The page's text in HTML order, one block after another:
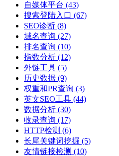
自媒体平台 (43)
搜索登陆入口 (67)
SEO诊断 (8)
域名查询 (27)
排名查询 (10)
指数分析 (12)
外链工具 (5)
历史数据 (9)
权重和PR查询 (3)
英文SEO工具 (44)
数据分析 (30)
收录查询 (17)
HTTP检测 (6)
长尾关键词挖掘 (5)
友情链接检测 (10)